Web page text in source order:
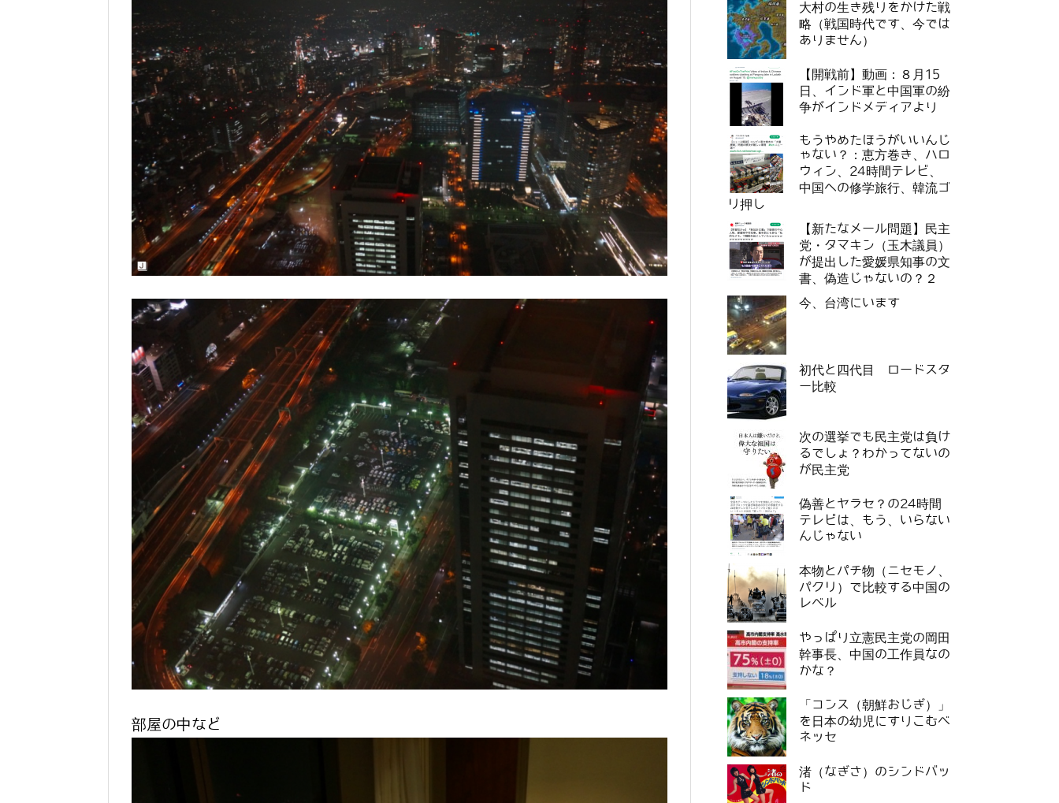
部屋の中など
大村の生き残りをかけた戦
略（戦国時代です、今では
ありません）
【開戦前】動画：８月15
日、インド軍と中国軍の紛
争がインドメディアより
もうやめたほうがいいんじ
ゃない？：恵方巻き、ハロ
ウィン、24時間テレビ、
中国への修学旅行、韓流ゴ
リ押し
【新たなメール問題】民主
党・タマキン（玉木議員）
が提出した愛媛県知事の文
書、偽造じゃないの？２
今、台湾にいます
初代と四代目 ロードスタ
ー比較
次の選挙でも民主党は負け
るでしょ？わかってないの
が民主党
偽善とヤラセ？の24時間
テレビは、もう、いらない
んじゃない
本物とパチ物（ニセモノ、
パクリ）で比較する中国の
レベル
やっぱり立憲民主党の岡田
幹事長、中国の工作員なの
かな？
「コンス（朝鮮おじぎ）」
を日本の幼児にすりこむベ
ネッセ
渚（なぎさ）のシンドバッ
ド